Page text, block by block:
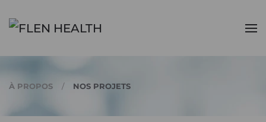
Accéder au contenu principal
À PROPOS NOS PROJETS